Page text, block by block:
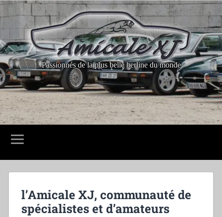
Passionnés de la plus belle berline du monde
l’Amicale XJ, communauté de
spécialistes et d’amateurs